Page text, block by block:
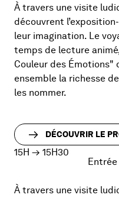
À travers une visite
découvrent
leur imagination. Le
temps de lecture
Couleur des Émotions"
ensemble la richesse
les nommer.
DÉCOUVRIR LE
15H → 15H30
À travers une visite